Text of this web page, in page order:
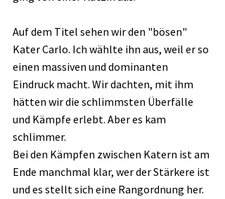
Auf dem Titel sehen wir den "bösen"
Kater Carlo. Ich wählte ihn aus, weil er so
einen massiven und dominanten
Eindruck macht. Wir dachten, mit ihm
hätten wir die schlimmsten Überfälle
und Kämpfe erlebt. Aber es kam
schlimmer.
Bei den Kämpfen zwischen Katern ist am
Ende manchmal klar, wer der Stärkere ist
und es stellt sich eine Rangordnung her.